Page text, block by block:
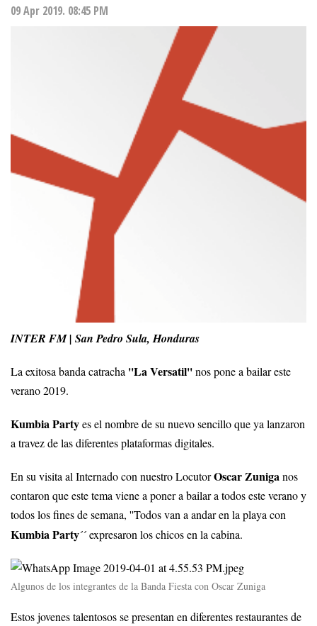
09 Apr 2019. 08:45 PM
INTER FM | San Pedro Sula, Honduras
La exitosa banda catracha ''La Versatil''nos pone a bailar este
verano 2019.
Kumbia Partyes el nombre de su nuevo sencillo que ya lanzaron
a travez de las diferentes plataformas digitales.
En su visita al Internado con nuestro LocutorOscar Zuniganos
contaron que este tema viene a poner a bailar a todos este verano y
todos los fines de semana, ''Todos van a andar en la playa con
Kumbia Party´´ expresaron los chicos en la cabina.
Algunos de los integrantes de la Banda Fiesta con Oscar Zuniga
Estos jovenes talentosos se presentan en diferentes restaurantes de